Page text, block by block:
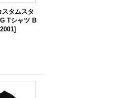
タムスタ
Tシャツ B
]